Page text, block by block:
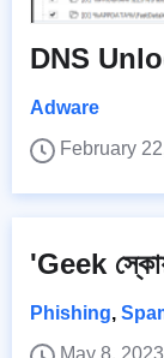
DNS
Adware
February
'Geek
Phishing,
May 8, 2023